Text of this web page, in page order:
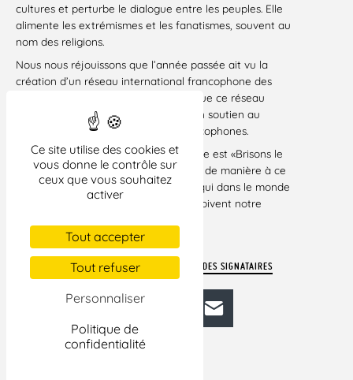
Ce site utilise des cookies et
vous donne le contrôle sur
ceux que vous souhaitez
activer
Tout accepter
Tout refuser
Personnaliser
Politique de
confidentialité
cultures et perturbe le dialogue entre les peuples. Elle
alimente les extrémismes et les fanatismes, souvent au
nom des religions.
Nous nous réjouissons que l’année passée ait vu la
création d’un réseau international francophone des
associations LGBT. Nous souhaitons que ce réseau
Egides puisse apporter rapidement un soutien au
mouvement LGBT dans les pays francophones.
Le thème 2020 de la journée mondiale est «Brisons le
silence». Il nous faut être entendu-e-s de manière à ce
que nos sœurs et nos frères LGBTQI qui dans le monde
entier ne peuvent pas s’exprimer, reçoivent notre
Paris, le 17 mai 2020
VOIR LE COMMUNIQUÉ EN PDF AVEC LA LISTE DES SIGNATAIRES
Facebook
BlueskyMastodonLinkedIn